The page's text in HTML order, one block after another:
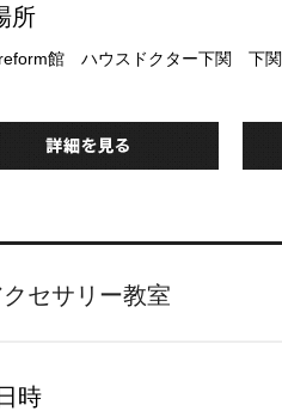
所
館 ハウスドクター下関 下関
セサリー教室
日時